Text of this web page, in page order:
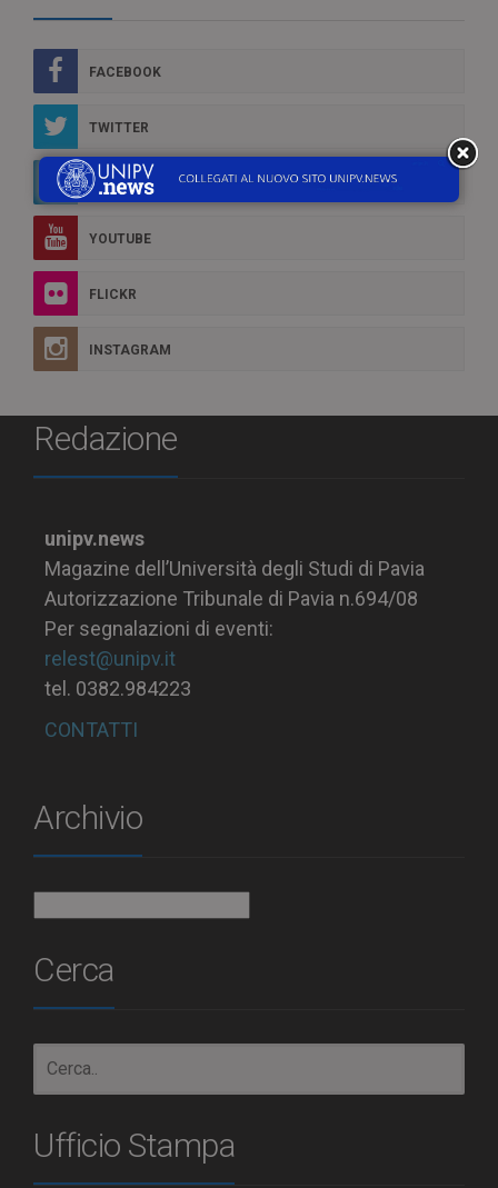
FACEBOOK
TWITTER
LINKEDIN
YOUTUBE
FLICKR
INSTAGRAM
Redazione
unipv.news
Magazine dell’Università degli Studi di Pavia
Autorizzazione Tribunale di Pavia n.694/08
Per segnalazioni di eventi:
relest@unipv.it
tel. 0382.984223
CONTATTI
Archivio
Cerca
Ufficio Stampa